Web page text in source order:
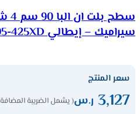
سيراميك – إيطالي ASEN95-425XD
سعر المنتج
3,127 ر.س( يشمل الضريبة